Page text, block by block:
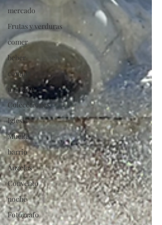
mercado
Frutas y verduras
comer
beber
comida
mansión
Coleccciones
Iglesia
Muelle
barrio
Ángeles
Convento
noche
Fotógrafo